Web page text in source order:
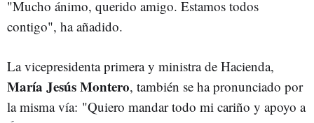
"Mucho ánimo, querido amigo. Estamos todos
contigo", ha añadido.
La vicepresidenta primera y ministra de Hacienda,
María Jesús Montero, también se ha pronunciado por
la misma vía: "Quiero mandar todo mi cariño y apoyo a